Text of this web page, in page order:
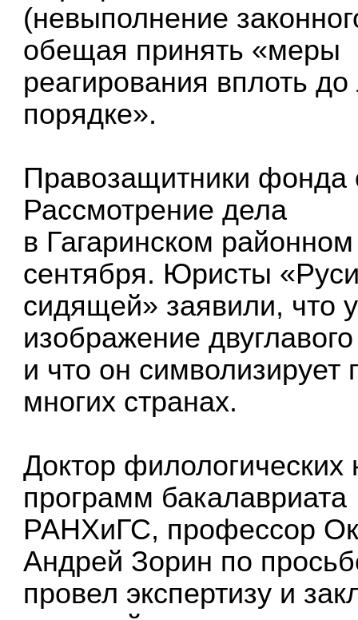
(невыполнение
обещая принять «меры
реагирования вплоть
порядке».
Правозащитники фонда
Рассмотрение дела
в Гагаринском
сентября. Юристы
сидящей» заявили, что
изображение
и что он символизирует
многих странах.
Доктор филологических
программ бакалавриата
РАНХиГС, профессор
Андрей Зорин по
провел экспертизу и